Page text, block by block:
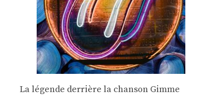
La légende derrière la chanson Gimme